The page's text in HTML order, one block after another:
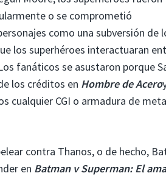
o se comprometió
como una subversión de
los superhéroes interactuaran
fanáticos se asustaron porque
los créditos en Hombre de Acero
cualquier CGI o armadura de
contra Thanos, o de hecho,
en Batman v Superman: El